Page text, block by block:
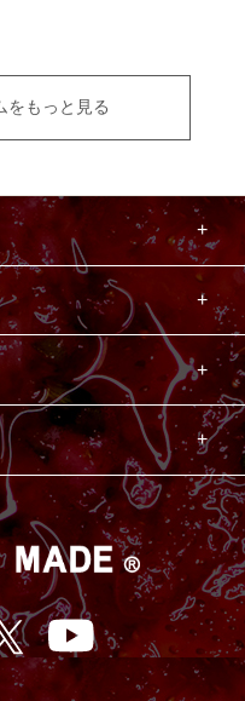
をもっと見る